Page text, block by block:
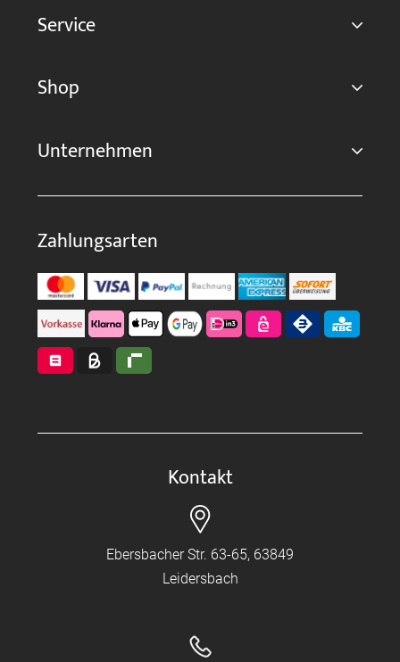
Service
Shop
Unternehmen
Zahlungsarten
Kontakt
Ebersbacher Str. 63-65, 63849
Leidersbach